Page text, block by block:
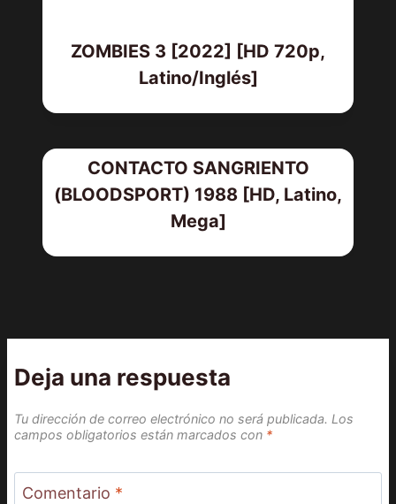
ZOMBIES 3 [2022] [HD 720p,
Latino/Inglés]
CONTACTO SANGRIENTO
(BLOODSPORT) 1988 [HD, Latino,
Mega]
Deja una respuesta
Tu dirección de correo electrónico no será publicada. Los
campos obligatorios están marcados con *
Comentario *